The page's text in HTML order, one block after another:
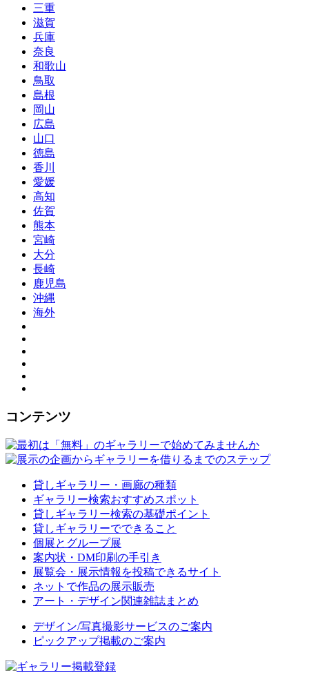
三重
滋賀
兵庫
奈良
和歌山
鳥取
島根
岡山
広島
山口
徳島
香川
愛媛
高知
佐賀
熊本
宮崎
大分
長崎
鹿児島
沖縄
海外
コンテンツ
貸しギャラリー・画廊の種類
ギャラリー検索おすすめスポット
貸しギャラリー検索の基礎ポイント
貸しギャラリーでできること
個展とグループ展
案内状・DM印刷の手引き
展覧会・展示情報を投稿できるサイト
ネットで作品の展示販売
アート・デザイン関連雑誌まとめ
デザイン/写真撮影サービスのご案内
ピックアップ掲載のご案内